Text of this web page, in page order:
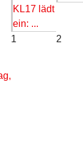
KL17 lädt
ein: ...
1 2